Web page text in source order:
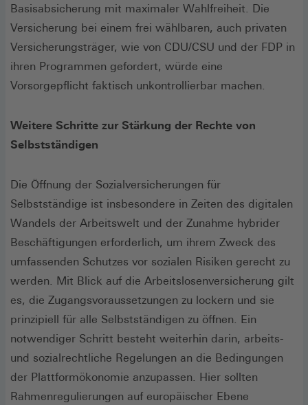
Fenster)
in
einem
neuen
Fenster)
Basisabsicherung mit maximaler Wahlfreiheit. Die
Versicherung bei einem frei wählbaren, auch privaten
Versicherungsträger, wie von CDU/CSU und der FDP in
ihren Programmen gefordert, würde eine
Vorsorgepflicht faktisch unkontrollierbar machen.
Weitere Schritte zur Stärkung der Rechte von
Selbstständigen
Die Öffnung der Sozialversicherungen für
Selbstständige ist insbesondere in Zeiten des digitalen
Wandels der Arbeitswelt und der Zunahme hybrider
Beschäftigungen erforderlich, um ihrem Zweck des
umfassenden Schutzes vor sozialen Risiken gerecht zu
werden. Mit Blick auf die Arbeitslosenversicherung gilt
es, die Zugangsvoraussetzungen zu lockern und sie
prinzipiell für alle Selbstständigen zu öffnen. Ein
notwendiger Schritt besteht weiterhin darin, arbeits-
und sozialrechtliche Regelungen an die Bedingungen
der Plattformökonomie anzupassen. Hier sollten
Rahmenregulierungen auf europäischer Ebene